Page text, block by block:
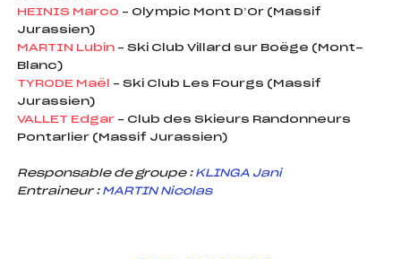
HEINIS Marco – Olympic Mont D’Or (Massif
Jurassien)
MARTIN Lubin – Ski Club Villard sur Boëge (Mont-
Blanc)
TYRODE Maël
– Ski Club Les Fourgs (Massif
Jurassien)
VALLET Edgar – Club des Skieurs Randonneurs
Pontarlier (Massif Jurassien)
Responsable de groupe : KLINGA Jani
Entraineur : MARTIN Nicolas